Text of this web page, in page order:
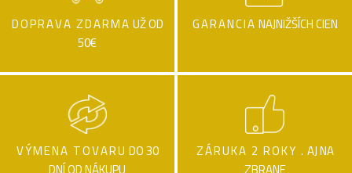
DOPRAVA ZDARMA UŽ OD
50€
GARANCIA NAJNIŽŠÍCH CIEN
VÝMENA TOVARU DO 30
DNÍ OD NÁKUPU
ZÁRUKA 2 ROKY . AJ NA
ZBRANE